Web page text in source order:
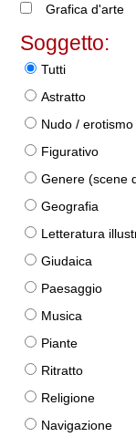
Grafica d'arte
Soggetto:
Tutti
Astratto
Nudo / erotismo
Figurativo
Genere (scene
Geografia
Letteratura
Giudaica
Paesaggio
Musica
Piante
Ritratto
Religione
Navigazione